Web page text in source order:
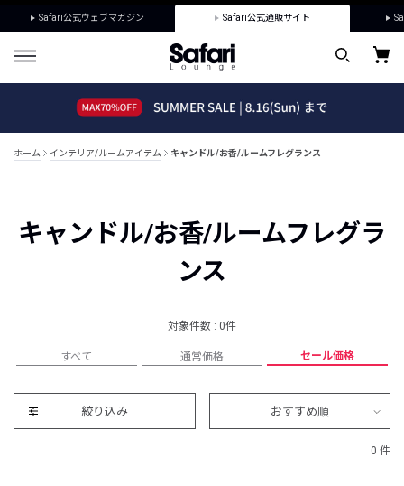
Safari公式ウェブマガジン Safari公式通販サイト
ホーム インテリア/ルームアイテム キャンドル/お香/ルームフレグランス
キャンドル/お香/ルームフレグラ
ンス
対象件数 : 0件
すべて 通常価格 セール価格
絞り込み おすすめ順
0 件